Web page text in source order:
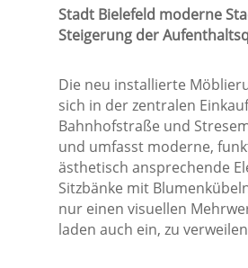
Stadt Bielefeld moderne
Steigerung der
Die neu installierte
sich in der zentralen
Bahnhofstraße und
und umfasst moderne,
ästhetisch ansprechende
Sitzbänke mit
nur einen visuellen
laden auch ein, zu